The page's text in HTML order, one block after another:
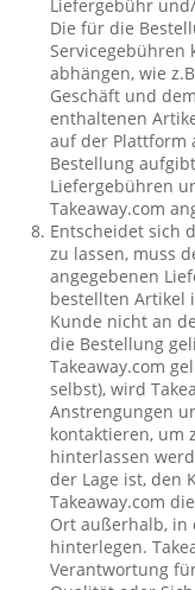
Liefergebühr
Die für die
Servicegebühren
abhängen, wie
Geschäft und
enthaltenen
auf der Plattform
Bestellung
Liefergebühren
Takeaway.com
Entscheidet sich
zu lassen, muss
angegebenen
bestellten Artikel
Kunde nicht an
die Bestellung
Takeaway.com
selbst), wird
Anstrengungen
kontaktieren, um
hinterlassen
der Lage ist, den
Takeaway.com
Ort außerhalb, in
hinterlegen.
Verantwortung